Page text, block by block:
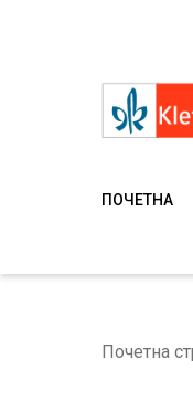
ПОЧЕТНА
Почетна